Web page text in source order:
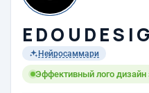
E D O U D E S I
Нейросаммари
Эффективный лого дизайн